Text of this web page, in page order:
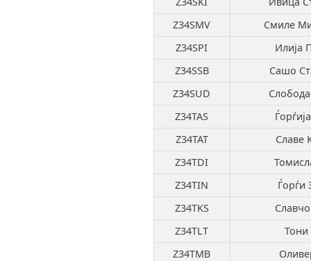
Z34SMV
Смиле
Z34SPI
Илија
Z34SSB
Сашо
Z34SUD
Z34TAS
Z34TAT
Славе
Z34TDI
Z34TIN
Ѓорѓи
Z34TKS
Z34TLT
Тони
Z34TMB